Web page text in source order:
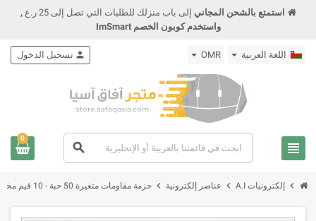
استمتع بالشحن المجاني إلى باب منزلك للطلبات التي تصل إلى 25 ر.ع
,
واستخدم كوبون الخصم ImSmart
اللغة العربية OMR
view_headline
search
person تسجيل الدخول
0
chevron_right إلكترونيات A.I chevron_right عناصر إلكترونية chevron_right حزمة مقاومات متغيرة 50 حبة - 10 قيم مختلفة 50pcs 3296W Potentiometer